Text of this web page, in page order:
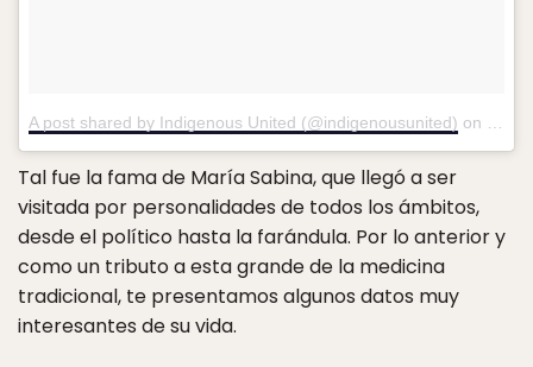
A post shared by Indigenous United (@indigenousunited) on
Tal fue la fama de María Sabina, que llegó a ser
visitada por personalidades de todos los ámbitos,
desde el político hasta la farándula. Por lo anterior y
como un tributo a esta grande de la medicina
tradicional, te presentamos algunos datos muy
interesantes de su vida.